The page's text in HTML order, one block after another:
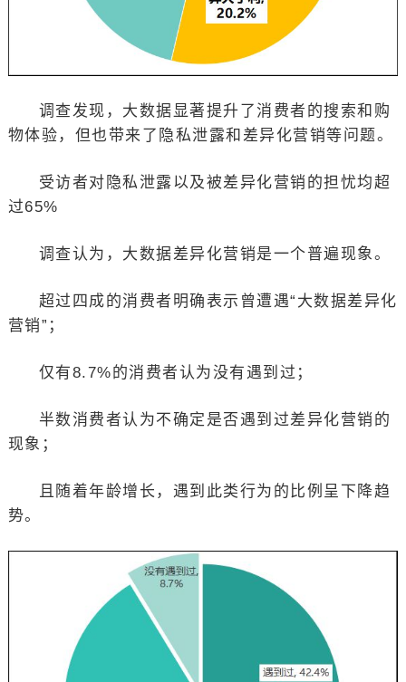
调查发现，大数据显著提升了消费者的搜索和购
物体验，但也带来了隐私泄露和差异化营销等问题。
受访者对隐私泄露以及被差异化营销的担忧均超
过65%
调查认为，大数据差异化营销是一个普遍现象。
超过四成的消费者明确表示曾遭遇“大数据差异化
营销”；
仅有8.7%的消费者认为没有遇到过；
半数消费者认为不确定是否遇到过差异化营销的
现象；
且随着年龄增长，遇到此类行为的比例呈下降趋
势。